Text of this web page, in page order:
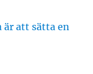
är att sätta en